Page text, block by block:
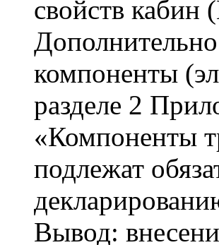
свойств
компоненты
разделе 2
«Компоненты
подлежат
Вывод: